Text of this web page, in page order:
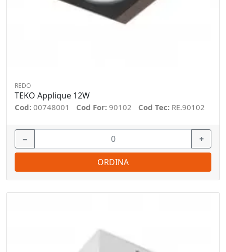
REDO
TEKO Applique 12W
Cod: 00748001 Cod For: 90102 Cod Tec: RE.90102
− +
ORDINA